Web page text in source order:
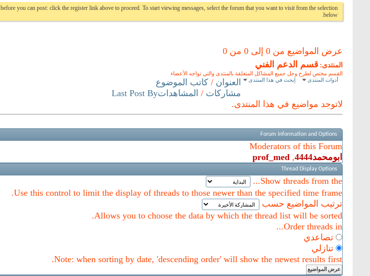
before you can post: click the register link above to proceed. To start viewing messages, select the forum that you want to visit from the selection
below.
عرض المواضيع من 0 إلى 0 من 0
المنتدى: قسم الدعم الفني
القسم مختص لطرح وحل جميع المشاكل المتعلقة بالمنتدى والتي تواجه الأعضاء
أدوات المنتدى
إبحث في هذا المنتدى العنوان / كاتب الموضوع
مشاركات / المشاهداتLast Post By
لاتوجد مواضيع في هذا المنتدى.
Forum Information and Options
Moderators of this Forum
ابومحمد4444
,
prof_med
Thread Display Options
Show threads from the...
Use this control to limit the display of threads to those newer than the specified time frame.
ترتيب المواضيع حسب
Allows you to choose the data by which the thread list will be sorted.
Order threads in...
تصاعدي
تنازلي
Note: when sorting by date, 'descending order' will show the newest results first.